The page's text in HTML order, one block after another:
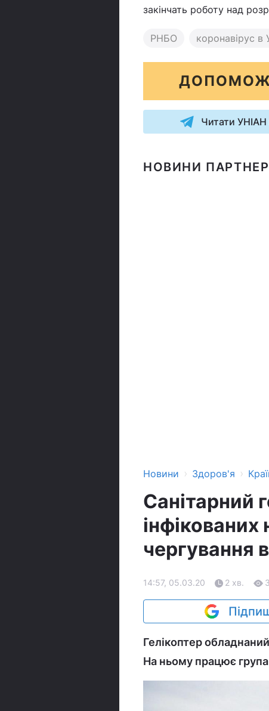
закінчать роботу над
РНБО коронавірус в
Читати УНІАН
НОВИНИ
Новини › Здоров'я ›
Санітарний
інфікованих
чергування
14:57, 05.03.20 2 хв.
Гелікоптер
На ньому працює група